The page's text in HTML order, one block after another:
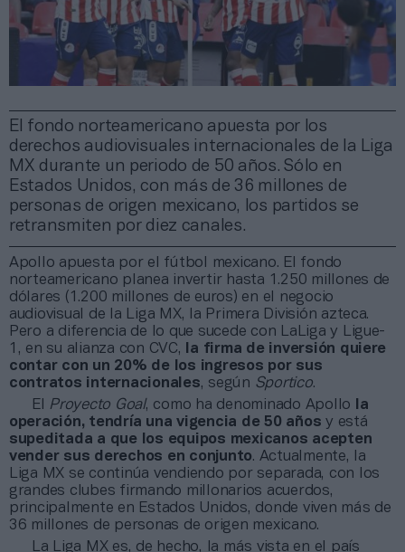
El fondo norteamericano apuesta por los
derechos audiovisuales internacionales de la Liga
MX durante un periodo de 50 años. Sólo en
Estados Unidos, con más de 36 millones de
personas de origen mexicano, los partidos se
retransmiten por diez canales.
Apollo apuesta por el fútbol mexicano. El fondo
norteamericano planea invertir hasta 1.250 millones de
dólares (1.200 millones de euros) en el negocio
audiovisual de la Liga MX, la Primera División azteca.
Pero a diferencia de lo que sucede con LaLiga y Ligue-
1, en su alianza con CVC,
la firma de inversión quiere
contar con un 20% de los ingresos por sus
contratos internacionales, según Sportico.
El
Proyecto Goal, como ha denominado Apollo la
operación, tendría una vigencia de 50 años y está
supeditada a que los equipos mexicanos acepten
vender sus derechos en conjunto. Actualmente, la
Liga MX se continúa vendiendo por separada, con los
grandes clubes firmando millonarios acuerdos,
principalmente en Estados Unidos, donde viven más de
36 millones de personas de origen mexicano.
La Liga MX es, de hecho, la más vista en el país